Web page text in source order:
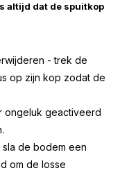
altijd dat de spuitkop
- trek de
op zijn kop zodat de
ongeluk geactiveerd
de bodem een
om de losse